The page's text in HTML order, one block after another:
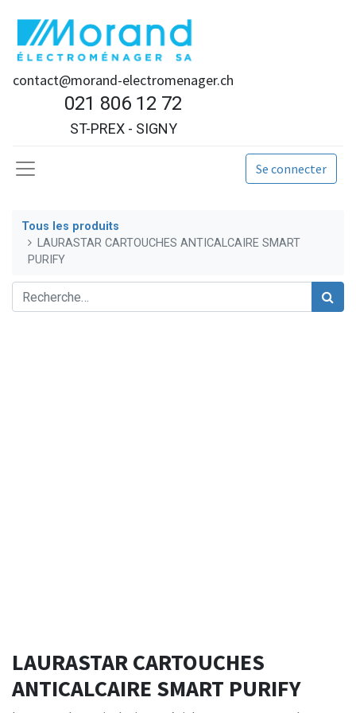
contact@morand-electromenager.ch
021 806 12 72
ST-PREX - SIGNY
Se connecter
Tous les produits
LAURASTAR CARTOUCHES ANTICALCAIRE SMART
PURIFY
LAURASTAR CARTOUCHES
ANTICALCAIRE SMART PURIFY